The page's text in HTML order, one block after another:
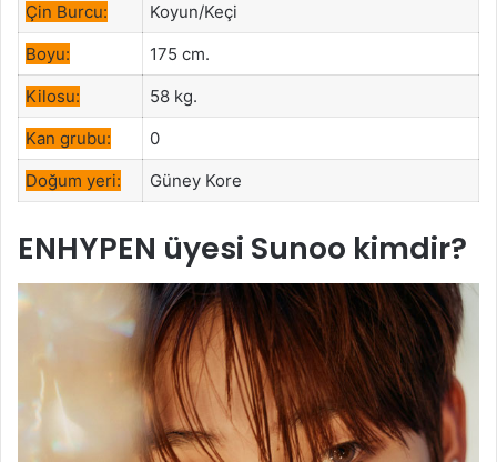
Çin Burcu:
Koyun/Keçi
Boyu:
175 cm.
Kilosu:
58 kg.
Kan grubu:
0
Doğum yeri:
Güney Kore
ENHYPEN üyesi Sunoo kimdir?